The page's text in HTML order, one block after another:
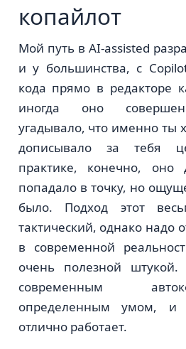
копайлот
Мой путь в AI-assisted
и у большинства, с
кода прямо в редакторе
иногда оно
угадывало, что именно ты
дописывало за тебя
практике, конечно, оно
попадало в точку, но
было. Подход этот
тактический, однако надо
в современной
очень полезной
современным
определенным умом, и
отлично работает.